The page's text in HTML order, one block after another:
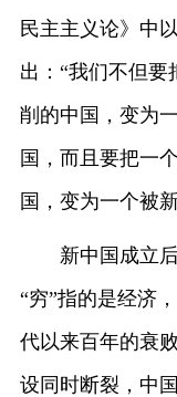
民主主义论》中
出：“我们不但要
削的中国，变为
国，而且要把一
国，变为一个被
新中国成立后
“穷”指的是经济
代以来百年的衰
设同时断裂，中